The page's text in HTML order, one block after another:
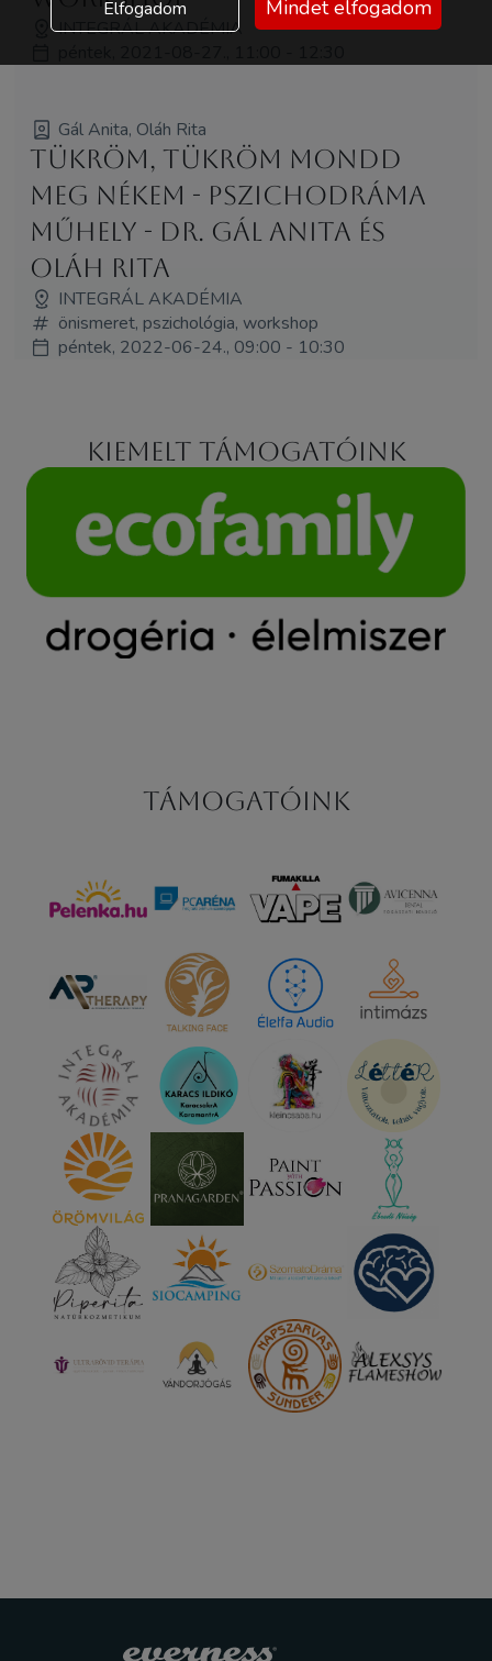
INTEGRÁL AKADÉMIA
Gál Anita, Oláh Rita
Tükröm, tükröm mondd
meg nékem - pszichodráma
műhely - dr. Gál Anita és
Oláh Rita
INTEGRÁL AKADÉMIA
önismeret, pszichológia, workshop
péntek, 2022-06-24., 09:00 - 10:30
Kiemelt támogatóink
Támogatóink
Elfogadom Mindet elfogadom